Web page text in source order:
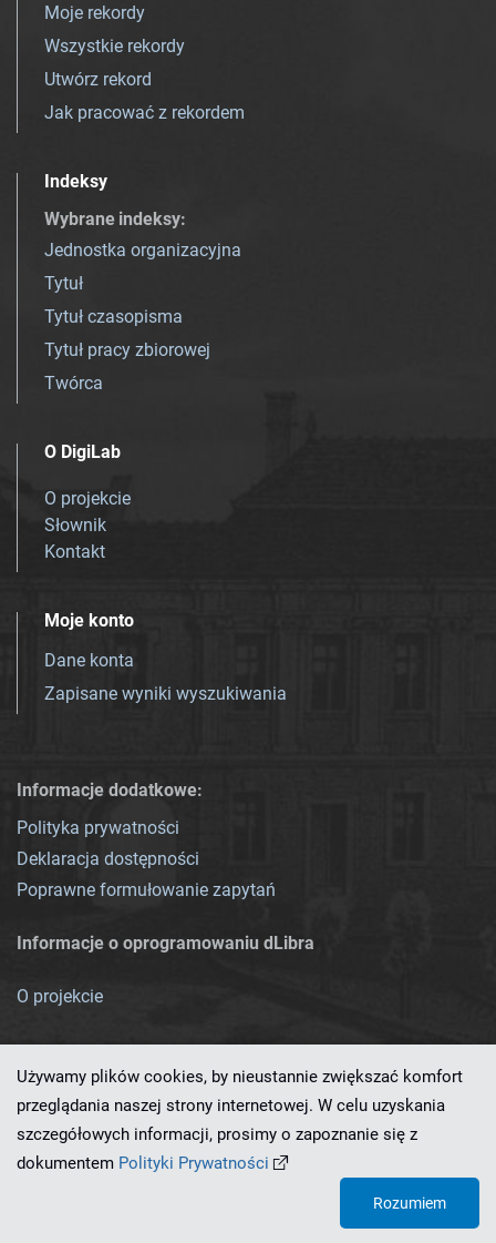
Moje rekordy
Wszystkie rekordy
Utwórz rekord
Jak pracować z rekordem
Indeksy
Wybrane indeksy:
Jednostka organizacyjna
Tytuł
Tytuł czasopisma
Tytuł pracy zbiorowej
Twórca
O DigiLab
O projekcie
Słownik
Kontakt
Moje konto
Dane konta
Zapisane wyniki wyszukiwania
Informacje dodatkowe:
Polityka prywatności
Deklaracja dostępności
Poprawne formułowanie zapytań
Informacje o oprogramowaniu dLibra
O projekcie
Ten serwis działa dzięki oprogramowaniu
Używamy plików cookies, by nieustannie zwiększać komfort
przeglądania naszej strony internetowej. W celu uzyskania
szczegółowych informacji, prosimy o zapoznanie się z
dokumentem Polityki Prywatności
Rozumiem